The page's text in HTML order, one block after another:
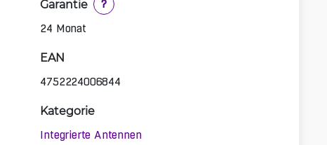
Garantie
?
24 Monat
EAN
4752224006844
Kategorie
Integrierte Antennen